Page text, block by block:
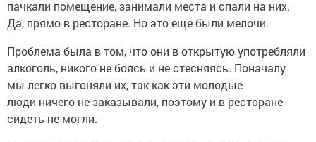
пачкали помещение, занимали места и спали на них.
Да, прямо в ресторане. Но это еще были мелочи.
Проблема была в том, что они в открытую употребляли
алкоголь, никого не боясь и не стесняясь. Поначалу
мы легко выгоняли их, так как эти молодые
люди ничего не заказывали, поэтому и в ресторане
сидеть не могли.